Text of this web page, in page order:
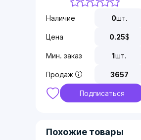
Наличие 0шт.
Цена 0.25$
Мин. заказ 1шт.
Продаж 3657
Подписаться
Похожие товары